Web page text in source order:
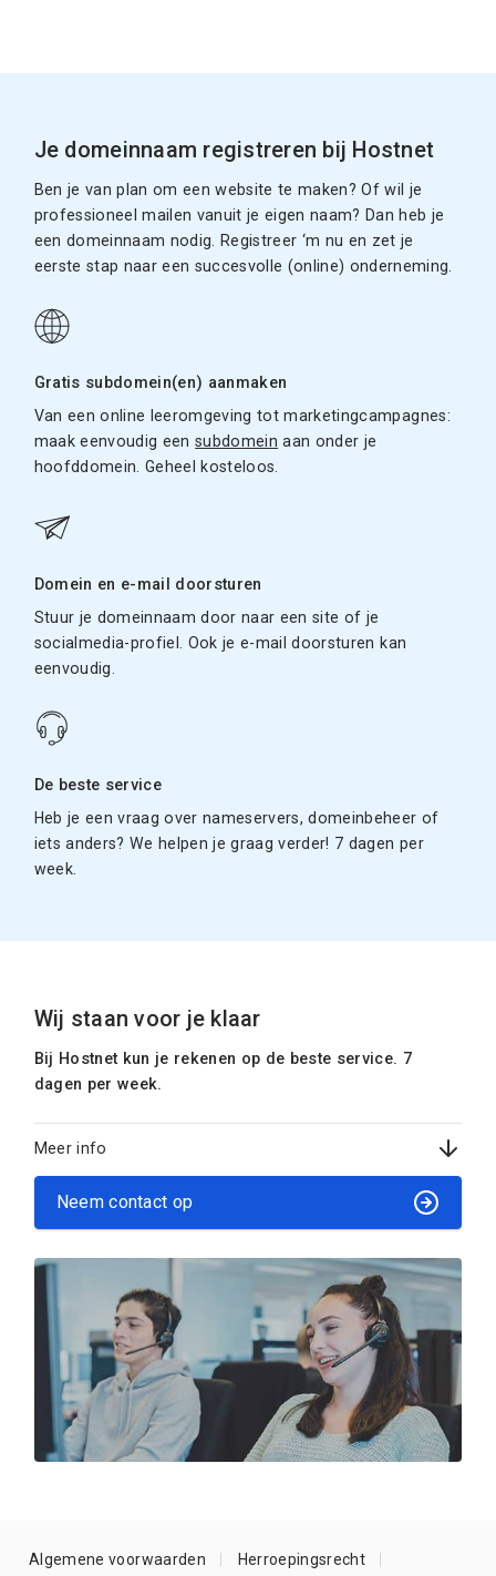
Je domeinnaam registreren bij Hostnet
Ben je van plan om een website te maken? Of wil je
professioneel mailen vanuit je eigen naam? Dan heb je
een domeinnaam nodig. Registreer ‘m nu en zet je
eerste stap naar een succesvolle (online) onderneming.
Gratis subdomein(en) aanmaken
Van een online leeromgeving tot marketingcampagnes:
maak eenvoudig eensubdomein aan onder je
hoofddomein. Geheel kosteloos.
Domein en e-mail doorsturen
Stuur je domeinnaam door naar een site of je
socialmedia-profiel. Ook je e-mail doorsturen kan
eenvoudig.
De beste service
Heb je een vraag over nameservers, domeinbeheer of
iets anders? We helpen je graag verder! 7 dagen per
week.
Wij staan voor je klaar
Bij Hostnet kun je rekenen op de beste service. 7
dagen per week.
Meer info
Neem contact op
Algemene voorwaarden Herroepingsrecht